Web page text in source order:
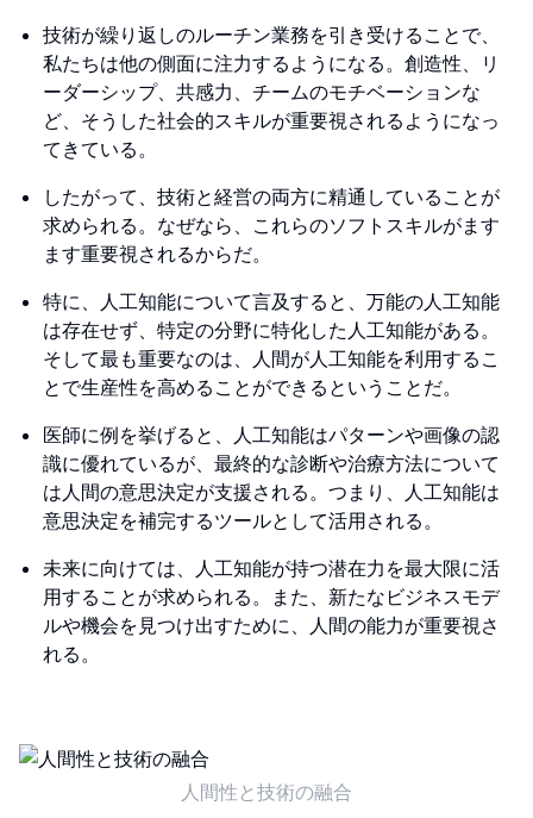
技術が繰り返しのルーチン業務を引き受けることで、
私たちは他の側面に注力するようになる。創造性、リ
ーダーシップ、共感力、チームのモチベーションな
ど、そうした社会的スキルが重要視されるようになっ
てきている。
したがって、技術と経営の両方に精通していることが
求められる。なぜなら、これらのソフトスキルがます
ます重要視されるからだ。
特に、人工知能について言及すると、万能の人工知能
は存在せず、特定の分野に特化した人工知能がある。
そして最も重要なのは、人間が人工知能を利用するこ
とで生産性を高めることができるということだ。
医師に例を挙げると、人工知能はパターンや画像の認
識に優れているが、最終的な診断や治療方法について
は人間の意思決定が支援される。つまり、人工知能は
意思決定を補完するツールとして活用される。
未来に向けては、人工知能が持つ潜在力を最大限に活
用することが求められる。また、新たなビジネスモデ
ルや機会を見つけ出すために、人間の能力が重要視さ
れる。
人間性と技術の融合